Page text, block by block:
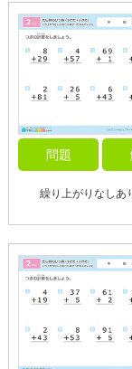
問題
繰り上がりなしあ